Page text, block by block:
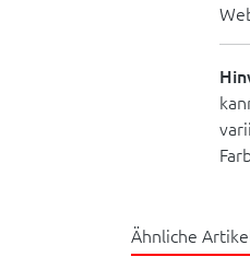
Ähnliche